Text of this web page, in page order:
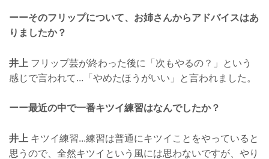
ーーそのフリップについて、お姉さんからアドバイスはあ
りましたか？
井上 フリップ芸が終わった後に「次もやるの？」という
感じで言われて...「やめたほうがいい」と言われました。
ーー最近の中で一番キツイ練習はなんでしたか？
井上 キツイ練習...練習は普通にキツイことをやっていると
思うので、全然キツイという風には思わないですが、やり